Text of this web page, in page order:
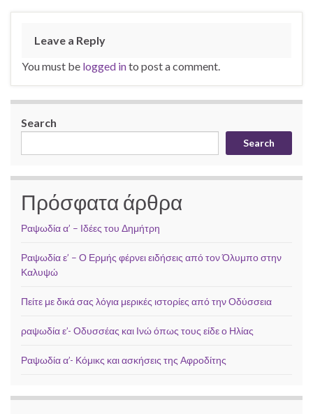
Leave a Reply
You must be logged into post a comment.
Search
Search
Πρόσφατα άρθρα
Ραψωδία α’ – Ιδέες του Δημήτρη
Ραψωδία ε’ – Ο Ερμής φέρνει ειδήσεις από τον Όλυμπο στην
Καλυψώ
Πείτε με δικά σας λόγια μερικές ιστορίες από την Οδύσσεια
ραψωδία ε’- Οδυσσέας και Ινώ όπως τους είδε ο Ηλίας
Ραψωδία α’- Κόμικς και ασκήσεις της Αφροδίτης